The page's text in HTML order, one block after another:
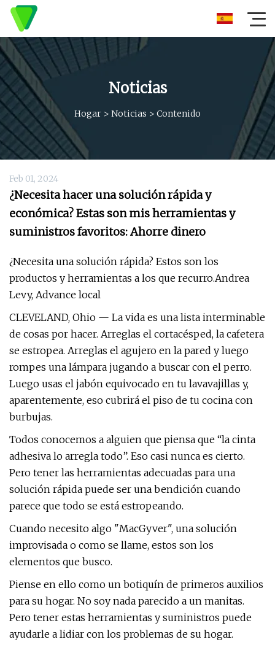
Noticias
Hogar > Noticias > Contenido
Feb 01, 2024
¿Necesita hacer una solución rápida y
económica? Estas son mis herramientas y
suministros favoritos: Ahorre dinero
¿Necesita una solución rápida? Estos son los
productos y herramientas a los que recurro.Andrea
Levy, Advance local
CLEVELAND, Ohio — La vida es una lista interminable
de cosas por hacer. Arreglas el cortacésped, la cafetera
se estropea. Arreglas el agujero en la pared y luego
rompes una lámpara jugando a buscar con el perro.
Luego usas el jabón equivocado en tu lavavajillas y,
aparentemente, eso cubrirá el piso de tu cocina con
burbujas.
Todos conocemos a alguien que piensa que “la cinta
adhesiva lo arregla todo”. Eso casi nunca es cierto.
Pero tener las herramientas adecuadas para una
solución rápida puede ser una bendición cuando
parece que todo se está estropeando.
Cuando necesito algo "MacGyver", una solución
improvisada o como se llame, estos son los
elementos que busco.
Piense en ello como un botiquín de primeros auxilios
para su hogar. No soy nada parecido a un manitas.
Pero tener estas herramientas y suministros puede
ayudarle a lidiar con los problemas de su hogar.